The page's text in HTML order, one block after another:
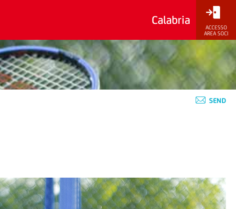
Calabria
ACCESSO
AREA SOCI
SEND